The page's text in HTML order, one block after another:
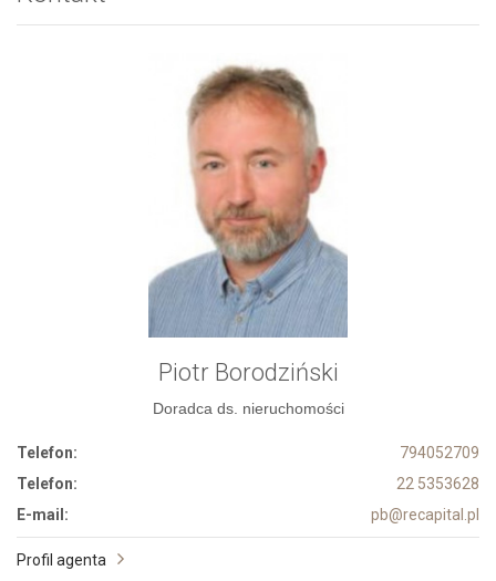
Piotr Borodziński
Doradca ds. nieruchomości
Telefon:
794052709
Telefon:
22 5353628
E-mail:
pb@recapital.pl
Profil agenta